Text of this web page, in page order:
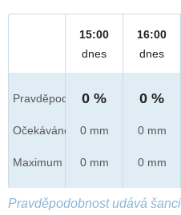
Pravděpod.
Očekáváno
Maximum
15:00
dnes
0 %
0 mm
0 mm
16:00
dnes
0 %
0 mm
0 mm
Pravděpodobnost udává